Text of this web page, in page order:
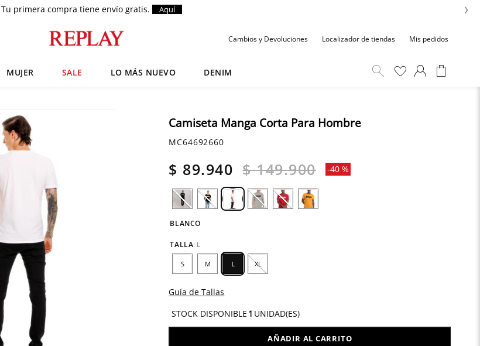
Tu primera compra tiene envío gratis. Aquí ›
Cambios y Devoluciones Localizador de tiendas Mis pedidos
MUJER SALE LO MÁS NUEVO DENIM
Camiseta Manga Corta Para Hombre
MC64692660
$ 89.940 $ 149.900 -40 %
BLANCO
TALLA: L
S M L XL
Guía de Tallas
STOCK DISPONIBLE 1 UNIDAD(ES)
AÑADIR AL CARRITO
1.
2. Chaquetas
Sartoriale